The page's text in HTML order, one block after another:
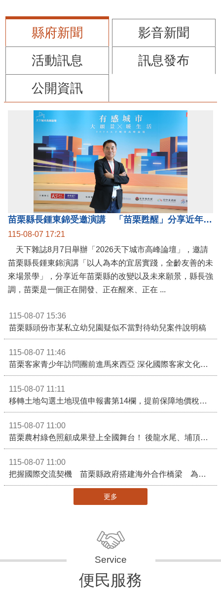
縣府新聞
影音新聞
活動訊息
訊息發布
公開資訊
苗栗縣長鍾東錦受邀演講 「苗栗甦醒」分享近年轉變
115-08-07 17:21
天下雜誌8月7日舉辦「2026天下城市高峰論壇」，邀請
苗栗縣長鍾東錦演講「以人為本的宜居實踐，全齡友善的未
來場景學」，分享近年苗栗縣的改變以及未來願景，縣長強
調，苗栗是一個正在開發、正在醒來、正在 ...
115-08-07 15:36
苗栗縣頭份市某私立幼兒園疑似不當對待幼兒案件說明稿
115-08-07 11:46
苗栗客家青少年訪問團前進馬來西亞 深化國際客家文化交流
115-08-07 11:11
移轉土地勾選土地現值申報書第14欄，提前保障地價稅節稅權益
115-08-07 11:00
苗栗農村綠色照顧成果登上全國舞台！ 後龍水尾、埔頂社區前進2026高齡健康產業博覽會
115-08-07 11:00
把握國際交流契機 苗栗縣政府搭建海外合作橋梁 為在地產業爭取更多國際市場機會
更多
便民服務